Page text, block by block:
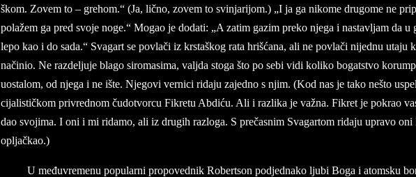
škom. Zo­vem to – gre­hom.“ (Ja, lično, zo­vem to svin­ja­ri­jom.) „I ja ga ni­ko­me dru­go­me ne
polažem ga pred svo­je noge.“ Mo­gao je do­da­ti: „A za­tim ga­zim pre­ko nje­ga i na­stav­ljam da u
lepo kao i do sada.“ Svag­art se po­vla­či iz kr­sta­škog rata hrišćana, ali ne po­vlači ni­jed­nu uta­ju
načinio. Ne raz­del­ju­je bla­go si­ro­ma­si­ma, valj­da sto­ga što po sebi vidi ko­li­ko bo­gat­stvo
uo­sta­lom, od nje­ga i ne ište. Nje­go­vi ver­ni­ci ri­da­ju za­jed­no s njim. (Kod nas je tako nešto
cija­li­stičkom pri­vred­nom čudo­tvor­cu Fi­kre­tu Abdiću. Ali i raz­li­ka je va­žna. Fi­kret je po­krao
dao svo­ji­ma. I oni i mi ri­da­mo, ali iz dru­gih raz­lo­ga. S prečasnim Svag­ar­tom ri­da­ju upra­vo oni
opljačkao.)
U međuvre­me­nu po­pu­l­a­rni pro­po­ved­nik Ro­bert­son podjed­na­ko lju­bi Boga i atom­sku